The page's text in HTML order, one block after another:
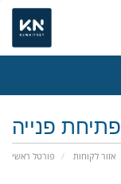
פתיחת פנייה
פורטל ראשי אזור לקוחות